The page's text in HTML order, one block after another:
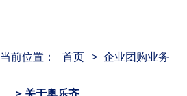
当前位置： 首页 > 企业团购业务